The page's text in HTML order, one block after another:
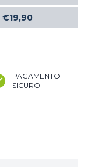
€19,90
PAGAMENTO
SICURO